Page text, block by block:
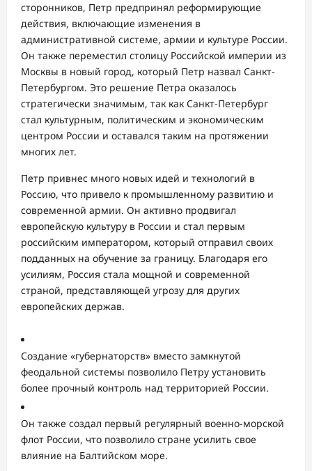
сторонников, Петр предпринял реформирующие
действия, включающие изменения в
административной системе, армии и культуре России.
Он также переместил столицу Российской империи из
Москвы в новый город, который Петр назвал Санкт-
Петербургом. Это решение Петра оказалось
стратегически значимым, так как Санкт-Петербург
стал культурным, политическим и экономическим
центром России и оставался таким на протяжении
многих лет.
Петр привнес много новых идей и технологий в
Россию, что привело к промышленному развитию и
современной армии. Он активно продвигал
европейскую культуру в России и стал первым
российским императором, который отправил своих
подданных на обучение за границу. Благодаря его
усилиям, Россия стала мощной и современной
страной, представляющей угрозу для других
европейских держав.
Создание «губернаторств» вместо замкнутой
феодальной системы позволило Петру установить
более прочный контроль над территорией России.
Он также создал первый регулярный военно-морской
флот России, что позволило стране усилить свое
влияние на Балтийском море.